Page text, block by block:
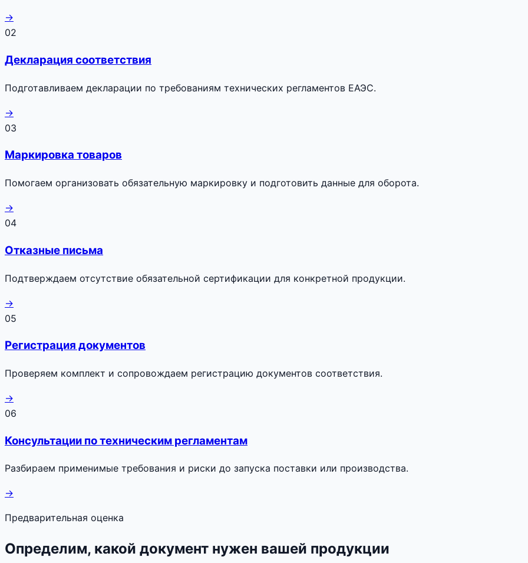
→
02
Декларация соответствия
Подготавливаем декларации по требованиям технических регламентов ЕАЭС.
→
03
Маркировка товаров
Помогаем организовать обязательную маркировку и подготовить данные для оборота.
→
04
Отказные письма
Подтверждаем отсутствие обязательной сертификации для конкретной продукции.
→
05
Регистрация документов
Проверяем комплект и сопровождаем регистрацию документов соответствия.
→
06
Консультации по техническим регламентам
Разбираем применимые требования и риски до запуска поставки или производства.
→
Предварительная оценка
Определим, какой документ нужен вашей продукции